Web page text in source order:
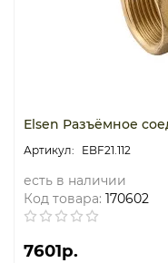
Elsen Разъёмное
EBF21.112
есть в наличии
Код товара: 170602
7601р.